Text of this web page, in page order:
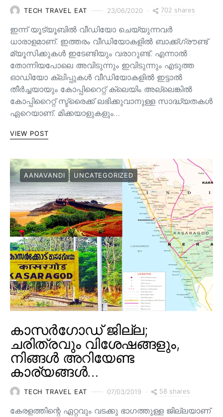
TECH TRAVEL EAT 23/06/2020 702 shares
ഇന്ന് യൂട്യൂബിൽ വീഡിയോ ചെയ്യുന്നവർ
ധാരാളമാണ്. ഇത്തരം വീഡിയോകളിൽ ബാക്ക്ഗ്രൗണ്ട്
മ്യൂസിക്കുകൾ ഇടേണ്ടിയും വരാറുണ്ട്. എന്നാൽ
തോന്നിയപോലെ അവിടുന്നും ഇവിടുന്നും എടുത്ത
ഓഡിയോ ക്ലിപ്പുകൾ വീഡിയോകളിൽ ഇട്ടാൽ
തീർച്ചയായും കോപ്പിറൈറ്റ് ക്ലെയിം അല്ലെങ്കിൽ
കോപ്പിറൈറ്റ് സ്ട്രൈക്ക് ലഭിക്കുവാനുള്ള സാദ്ധ്യതകൾ
ഏറെയാണ്. മിക്കയാളുകളും…
VIEW POST
AANAVANDI UNCATEGORIZED
കാസർഗോഡ് ജില്ല;
ചരിത്രവും വിശേഷങ്ങളും,
നിങ്ങൾ അറിയേണ്ട
കാര്യങ്ങൾ…
TECH TRAVEL EAT 07/03/2019 58 shares
കേരളത്തിന്റെ ഏറ്റവും വടക്കു ഭാഗത്തുള്ള ജില്ലയാണ്